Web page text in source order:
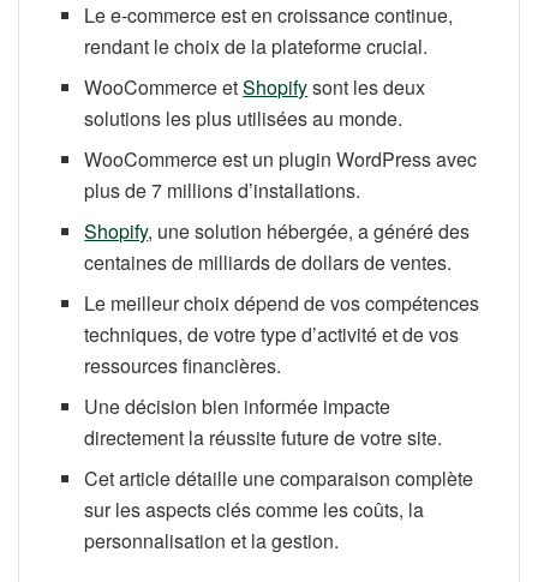
Le e-commerce est en croissance continue,
rendant le choix de la plateforme crucial.
WooCommerce etShopifysont les deux
solutions les plus utilisées au monde.
WooCommerce est un plugin WordPress avec
plus de 7 millions d’installations.
Shopify, une solution hébergée, a généré des
centaines de milliards de dollars de ventes.
Le meilleur choix dépend de vos compétences
techniques, de votre type d’activité et de vos
ressources financières.
Une décision bien informée impacte
directement la réussite future de votre site.
Cet article détaille une comparaison complète
sur les aspects clés comme les coûts, la
personnalisation et la gestion.